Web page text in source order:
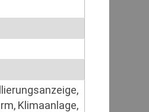
Klimaanlage,